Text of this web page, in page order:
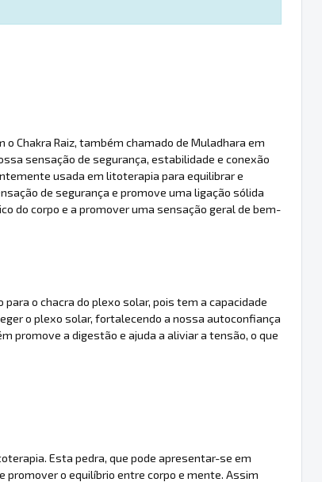
Chakra Raiz, também chamado de Muladhara em
sensação de segurança, estabilidade e conexão
usada em litoterapia para equilibrar e
de segurança e promove uma ligação sólida
do corpo e a promover uma sensação geral de bem-
para o chacra do plexo solar, pois tem a capacidade
o plexo solar, fortalecendo a nossa autoconfiança
promove a digestão e ajuda a aliviar a tensão, o que
Esta pedra, que pode apresentar-se em
promover o equilíbrio entre corpo e mente. Assim